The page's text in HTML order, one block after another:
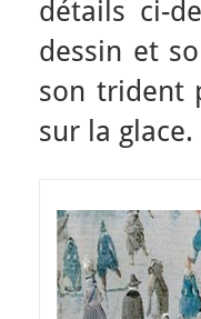
détails ci-
dessin et
son trident
sur la glace.